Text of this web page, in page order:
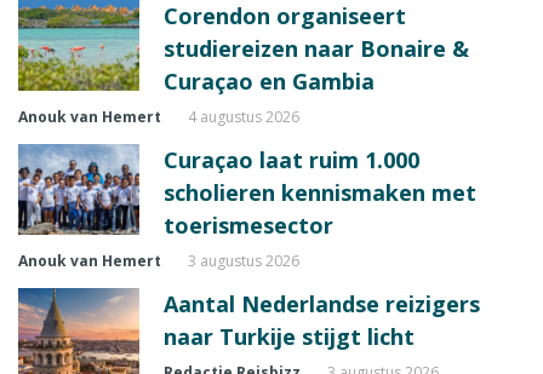
Corendon organiseert
studiereizen naar Bonaire &
Curaçao en Gambia
Anouk van Hemert 4 augustus 2026
Curaçao laat ruim 1.000
scholieren kennismaken met
toerismesector
Anouk van Hemert 3 augustus 2026
Aantal Nederlandse reizigers
naar Turkije stijgt licht